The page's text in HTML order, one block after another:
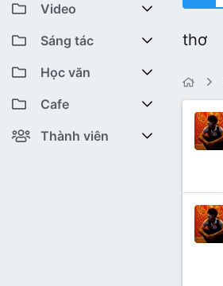
Diễn đàn
Bài viết mới
Có gì mới
Featured content
Bài viết mới
Video
Youtube VHT News
Youtube VHT
Tiktok
Sáng tác
Cuộc thi viết
Trại sáng tác
Liên hệ BTC
Học văn
Lớp 12
Lớp 11
Cafe
Cafe Văn chương
Thành viên
thơ